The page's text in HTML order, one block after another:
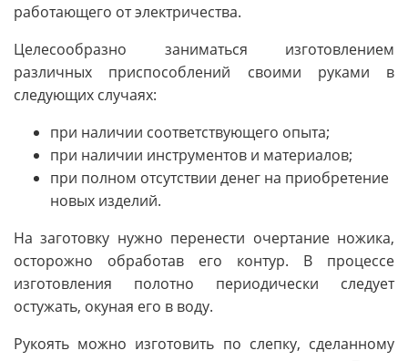
работающего от электричества.
Целесообразно заниматься изготовлением
различных приспособлений своими руками в
следующих случаях:
при наличии соответствующего опыта;
при наличии инструментов и материалов;
при полном отсутствии денег на приобретение
новых изделий.
На заготовку нужно перенести очертание ножика,
осторожно обработав его контур. В процессе
изготовления полотно периодически следует
остужать, окуная его в воду.
Рукоять можно изготовить по слепку, сделанному